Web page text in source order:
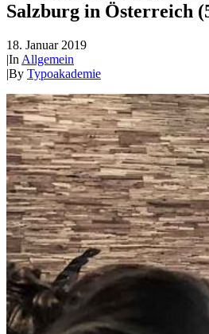
Salzburg in Österreich
18. Januar 2019
|In Allgemein
|By Typoakademie